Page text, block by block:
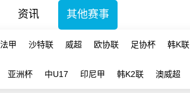
资讯 其他赛事
法甲 沙特联 威超 欧协联 足协杯 韩K联
亚洲杯 中U17 印尼甲 韩K2联 澳威超